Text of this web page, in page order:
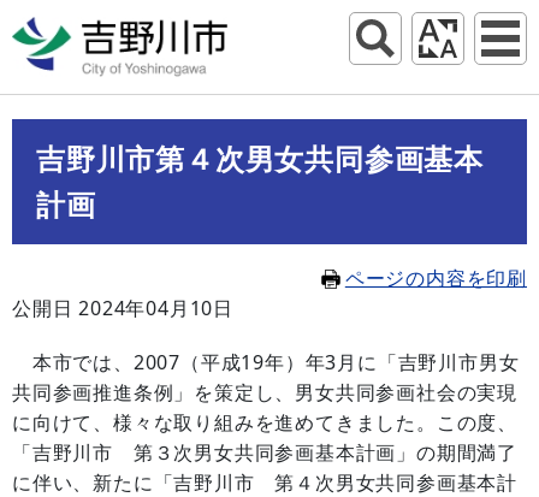
吉野川市第４次男女共同参画基本
計画
ページの内容を印刷
公開日 2024年04月10日
本市では、2007（平成19年）年3月に「吉野川市男女
共同参画推進条例」を策定し、男女共同参画社会の実現
に向けて、様々な取り組みを進めてきました。この度、
「吉野川市 第３次男女共同参画基本計画」の期間満了
に伴い、新たに「吉野川市 第４次男女共同参画基本計